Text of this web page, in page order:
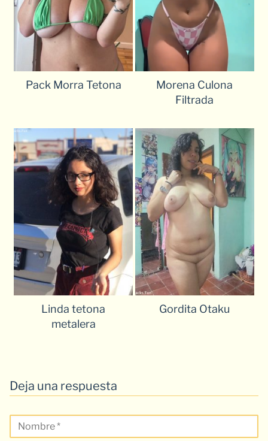
Pack Morra Tetona
Morena Culona
Filtrada
Linda tetona
metalera
Gordita Otaku
Deja una respuesta